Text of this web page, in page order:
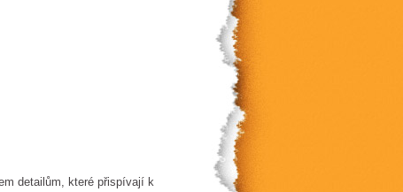
detailům, které přispívají k